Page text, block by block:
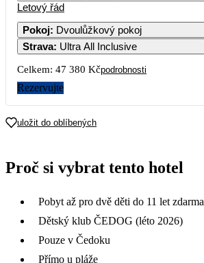
Letový řád
Pokoj: Dvoulůžkový pokoj
Strava: Ultra All Inclusive
Celkem: 47 380 Kčpodrobnosti
Rezervujte
uložit do oblíbených
Proč si vybrat tento hotel
Pobyt až pro dvě děti do 11 let zdarma
Dětský klub ČEDOG (léto 2026)
Pouze v Čedoku
Přímo u pláže